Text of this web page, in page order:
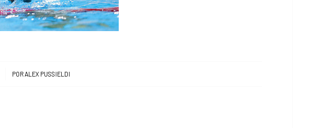
POR ALEX PUSSIELDI